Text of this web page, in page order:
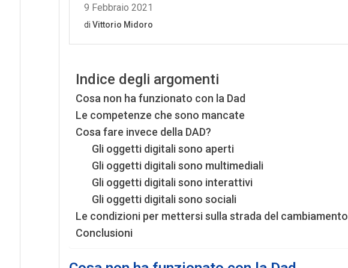
Indice degli argomenti
Cosa non ha funzionato con la Dad
Le competenze che sono mancate
Cosa fare invece della DAD?
Gli oggetti digitali sono aperti
Gli oggetti digitali sono multimediali
Gli oggetti digitali sono interattivi
Gli oggetti digitali sono sociali
Le condizioni per mettersi sulla strada del cambiamento
Conclusioni